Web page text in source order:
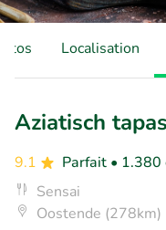
Localisation
Aziatisch
9.1 Parfait • 1.380
Sensai
Oostende (278km)